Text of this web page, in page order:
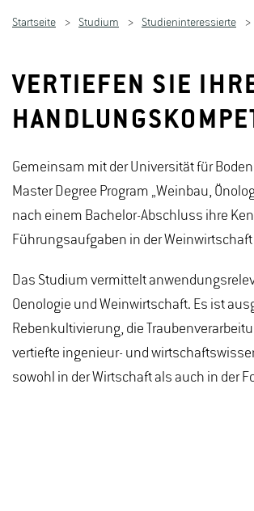
Startseite Studium Studieninteressierte
VERTIEFEN SIE
Gemeinsam mit der Universität für
Master Degree Program „Weinbau,
nach einem Bachelor-Abschluss ihre
Führungsaufgaben in der
Das Studium vermittelt
Oenologie und Weinwirtschaft. Es ist
Rebenkultivierung, die
vertiefte ingenieur- und
sowohl in der Wirtschaft als auch in der